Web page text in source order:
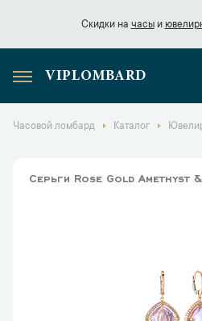
Скидки на часыи
Скидки начасы
VIPLOMBARD
Часовой ломбард Каталог
Серьги Rose Gold Amethyst &